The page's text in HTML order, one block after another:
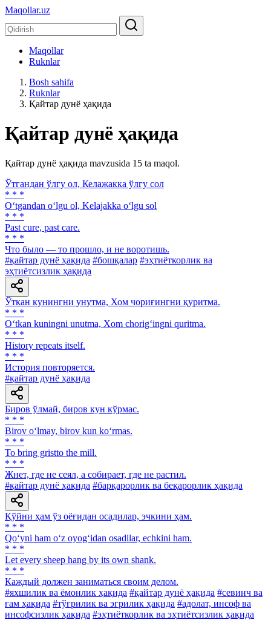
Maqollar.uz
Maqollar
Ruknlar
Bosh sahifa
Ruknlar
Қайтар дунё ҳақида
Қайтар дунё ҳақида
Қайтар дунё ҳақида mavzusida 15 ta maqol.
Ўтгандан ўлгу ол, Келажакка ўлгу сол
* * *
O‘tgandan o‘lgu ol, Kelajakka o‘lgu sol
* * *
Past cure, past care.
* * *
Что было — то прошло, и не воротишь.
#қайтар дунё ҳақида #бошқалар #эҳтиёткорлик ва
эҳтиётсизлик ҳақида
Ўткан кунингни унутма, Хом чориғингни қуритма.
* * *
O‘tkan kuningni unutma, Xom chorig‘ingni quritma.
* * *
History repeats itself.
* * *
История повторяется.
#қайтар дунё ҳақида
Биров ўлмай, биров кун кўрмас.
* * *
Birov o‘lmay, birov kun ko‘rmas.
* * *
To bring gristto the mill.
* * *
Жнет, где не сеял, а собирает, где не растил.
#қайтар дунё ҳақида #барқарорлик ва беқарорлик ҳақида
Қўйни ҳам ўз оёғидан осадилар, эчкини ҳам.
* * *
Qo‘yni ham o‘z oyog‘idan osadilar, echkini ham.
* * *
Let every sheep hang by its own shank.
* * *
Каждый должен заниматься своим делом.
#яхшилик ва ёмонлик ҳақида #қайтар дунё ҳақида #севинч ва
ғам ҳақида #тўғрилик ва эгрилик ҳақида #адолат, инсоф ва
инсофсизлик ҳақида #эҳтиёткорлик ва эҳтиётсизлик ҳақида